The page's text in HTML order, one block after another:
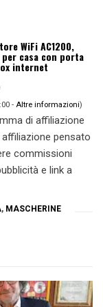
WiFi AC1200,
casa con porta
internet
- Altre informazioni)
di affiliazione
pensato
commissioni
e link a
, MASCHERINE